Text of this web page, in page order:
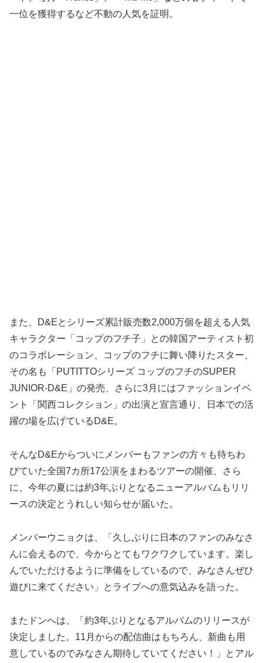
一位を獲得するなど不動の人気を証明。
また、D&Eとシリーズ累計販売数2,000万個を超える人気
キャラクター「コップのフチ子」との韓国アーティスト初
のコラボレーション、コップのフチに舞い降りたスター、
その名も「PUTITTOシリーズ コップのフチのSUPER
JUNIOR-D&E」の発売、さらに3月にはファッションイベ
ント「関西コレクション」の出演と宣言通り、日本での活
躍の場を広げているD&E。
そんなD&Eからついにメンバーもファンの方々も待ちわ
びていた全国7カ所17公演をまわるツアーの開催、さら
に、今年の夏には約3年ぶりとなるニューアルバムもリリ
ースの決定とうれしい知らせが届いた。
メンバーウニョクは、「久しぶりに日本のファンのみなさ
んに会えるので、今からとてもワクワクしています。楽し
んでいただけるように準備をしているので、みなさんぜひ
遊びに来てください」とライブへの意気込みを語った。
またドンへは、「約3年ぶりとなるアルバムのリリースが
決定しました。11月からの配信曲はもちろん、新曲も用
意しているのでみなさん期待していてください！」とアル